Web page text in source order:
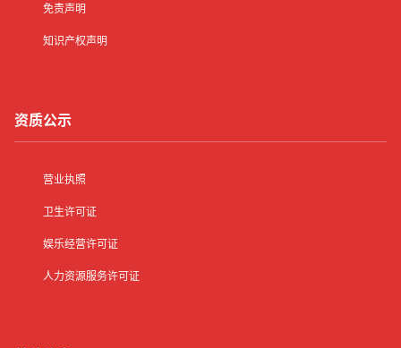
免责声明
知识产权声明
资质公示
营业执照
卫生许可证
娱乐经营许可证
人力资源服务许可证